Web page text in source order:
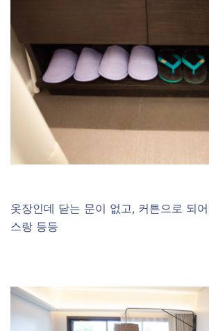
옷장인데 닫는 문이 없고, 커튼으로 되
스랑 등등